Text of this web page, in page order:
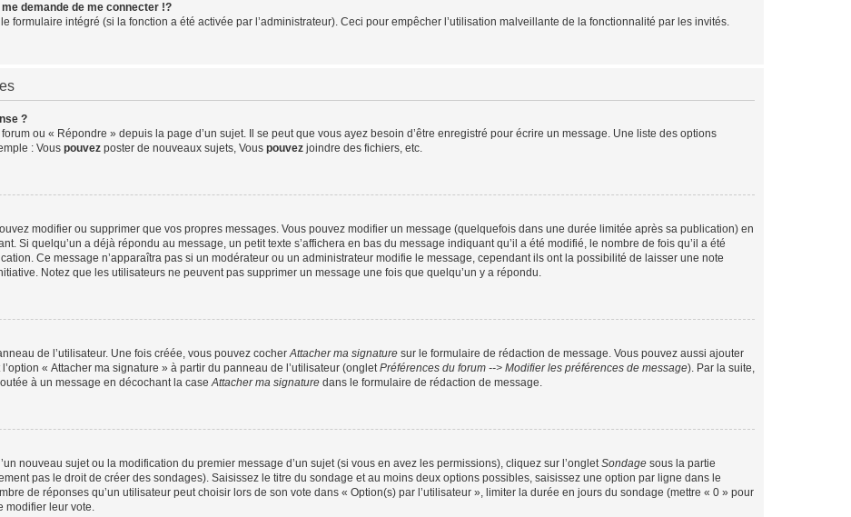
demande de me connecter !?
formulaire intégré (si la fonction a été activée par l’administrateur). Ceci pour empêcher l’utilisation malveillante de la fonctionnalité par les invités.
?
ou « Répondre » depuis la page d’un sujet. Il se peut que vous ayez besoin d’être enregistré pour écrire un message. Une liste des options
: Vous pouvez poster de nouveaux sujets, Vous pouvez joindre des fichiers, etc.
modifier ou supprimer que vos propres messages. Vous pouvez modifier un message (quelquefois dans une durée limitée après sa publication) en
Si quelqu’un a déjà répondu au message, un petit texte s’affichera en bas du message indiquant qu’il a été modifié, le nombre de fois qu’il a été
Ce message n’apparaîtra pas si un modérateur ou un administrateur modifie le message, cependant ils ont la possibilité de laisser une note
Notez que les utilisateurs ne peuvent pas supprimer un message une fois que quelqu’un y a répondu.
de l’utilisateur. Une fois créée, vous pouvez cocherAttacher ma signature sur le formulaire de rédaction de message. Vous pouvez aussi ajouter
« Attacher ma signature » à partir du panneau de l’utilisateur (ongletPréférences du forum --> Modifier les préférences de message). Par la suite,
à un message en décochant la caseAttacher ma signature dans le formulaire de rédaction de message.
nouveau sujet ou la modification du premier message d’un sujet (si vous en avez les permissions), cliquez sur l’ongletSondage sous la partie
pas le droit de créer des sondages). Saisissez le titre du sondage et au moins deux options possibles, saisissez une option par ligne dans le
de réponses qu’un utilisateur peut choisir lors de son vote dans « Option(s) par l’utilisateur », limiter la durée en jours du sondage (mettre « 0 » pour
modifier leur vote.